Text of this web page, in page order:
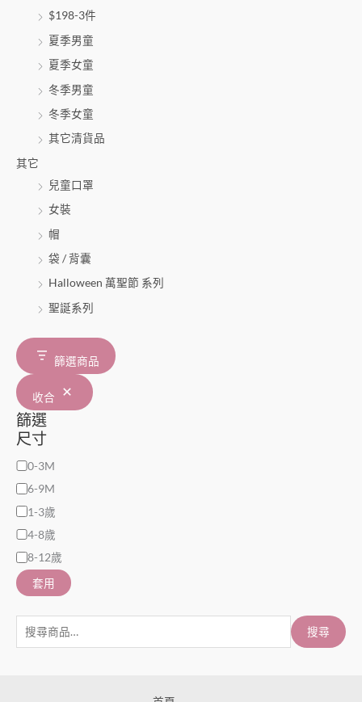
$198-3件
夏季男童
夏季女童
冬季男童
冬季女童
其它清貨品
其它
兒童口罩
女裝
帽
袋 / 背囊
Halloween 萬聖節 系列
聖誕系列
篩選商品
收合
篩選
尺寸
0-3M
6-9M
1-3歲
4-8歲
8-12歲
套用
搜尋